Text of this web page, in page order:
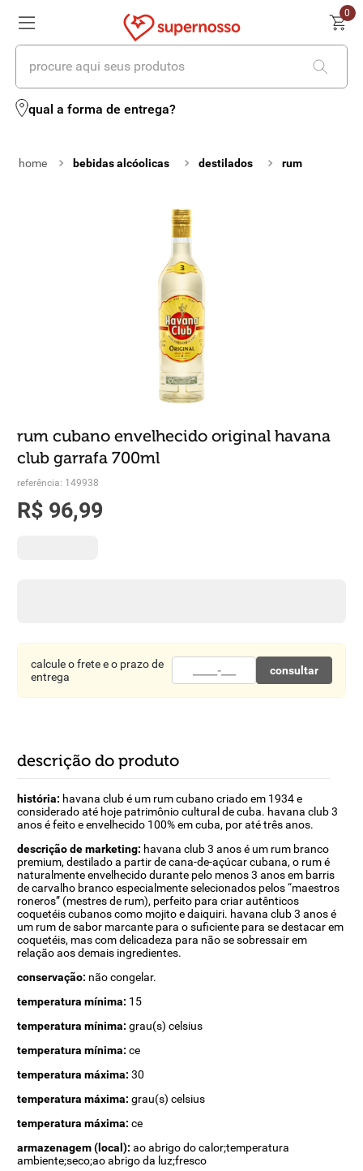
0
procure aqui seus produtos
qual a forma de entrega?
bebidas alcóolicas destilados rum
rum cubano envelhecido original havana
club garrafa 700ml
referência: 149938
R$ 96,99
calcule o frete e o prazo de
entrega
consultar
descrição do produto
história: havana club é um rum cubano criado em 1934 e
considerado até hoje patrimônio cultural de cuba. havana club 3
anos é feito e envelhecido 100% em cuba, por até três anos.
descrição de marketing: havana club 3 anos é um rum branco
premium, destilado a partir de cana-de-açúcar cubana, o rum é
naturalmente envelhecido durante pelo menos 3 anos em barris
de carvalho branco especialmente selecionados pelos “maestros
roneros” (mestres de rum), perfeito para criar autênticos
coquetéis cubanos como mojito e daiquiri. havana club 3 anos é
um rum de sabor marcante para o suficiente para se destacar em
coquetéis, mas com delicadeza para não se sobressair em
relação aos demais ingredientes.
conservação: não congelar.
temperatura mínima: 15
temperatura mínima: grau(s) celsius
temperatura mínima: ce
temperatura máxima: 30
temperatura máxima: grau(s) celsius
temperatura máxima: ce
armazenagem (local): ao abrigo do calor;temperatura
ambiente;seco;ao abrigo da luz;fresco
termos mais buscados
2º leite
10 º chocolate